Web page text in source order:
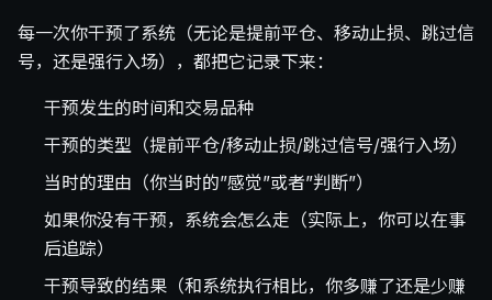
每一次你干预了系统（无论是提前平仓、移动止损、跳过信
号，还是强行入场），都把它记录下来：
干预发生的时间和交易品种
干预的类型（提前平仓/移动止损/跳过信号/强行入场）
当时的理由（你当时的”感觉”或者”判断”）
如果你没有干预，系统会怎么走（实际上，你可以在事
后追踪）
干预导致的结果（和系统执行相比，你多赚了还是少赚